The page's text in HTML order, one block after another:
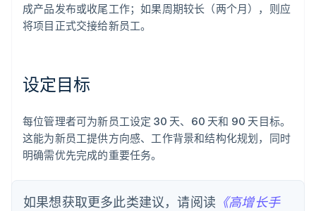
成产品发布或收尾工作；如果周期较长（两个月），则应
将项目正式交接给新员工。
设定目标
每位管理者可为新员工设定 30 天、60 天和 90 天目标。
这能为新员工提供方向感、工作背景和结构化规划，同时
明确需优先完成的重要任务。
如果想获取更多此类建议，请阅读 《高增长手
NederlandsEnglish
加拿大
克罗地亚
English Italiano
English
立陶宛
English
列支敦士登
FrançaisDeutschEnglish